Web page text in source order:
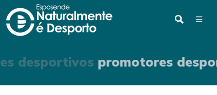
desportivos promotores